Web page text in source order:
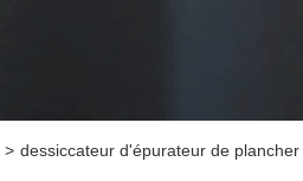
> dessiccateur d'épurateur de